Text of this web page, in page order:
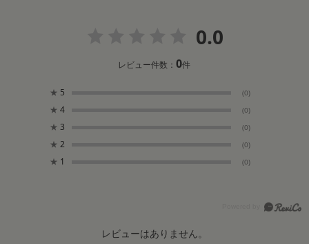
0.0
レビュー件数：0件
★ 5 (0)
★ 4 (0)
★ 3 (0)
★ 2 (0)
★ 1 (0)
レビューはありません。